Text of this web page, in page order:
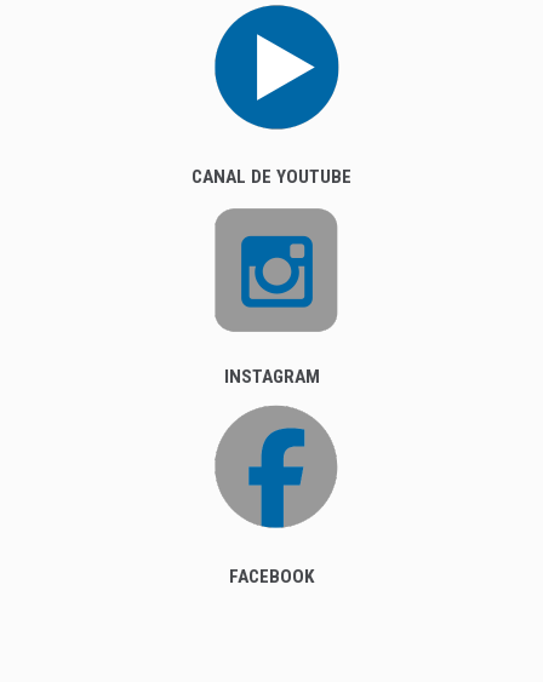
CANAL DE YOUTUBE
INSTAGRAM
FACEBOOK